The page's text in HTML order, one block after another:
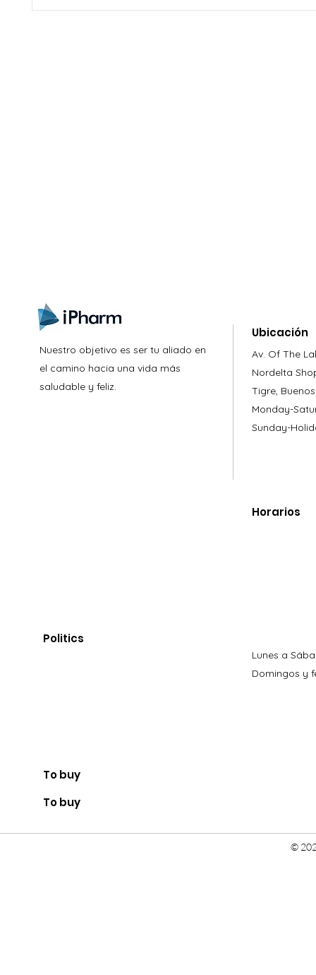
Nuestro objetivo es ser tu aliado en
el camino hacia una vida más
saludable y feliz.
Politics
To buy
To buy
Ubicación
Av. Of The
Nordelta
Tigre,
Monday-
Sunday-
Horarios
Lunes a
Domingos y
©